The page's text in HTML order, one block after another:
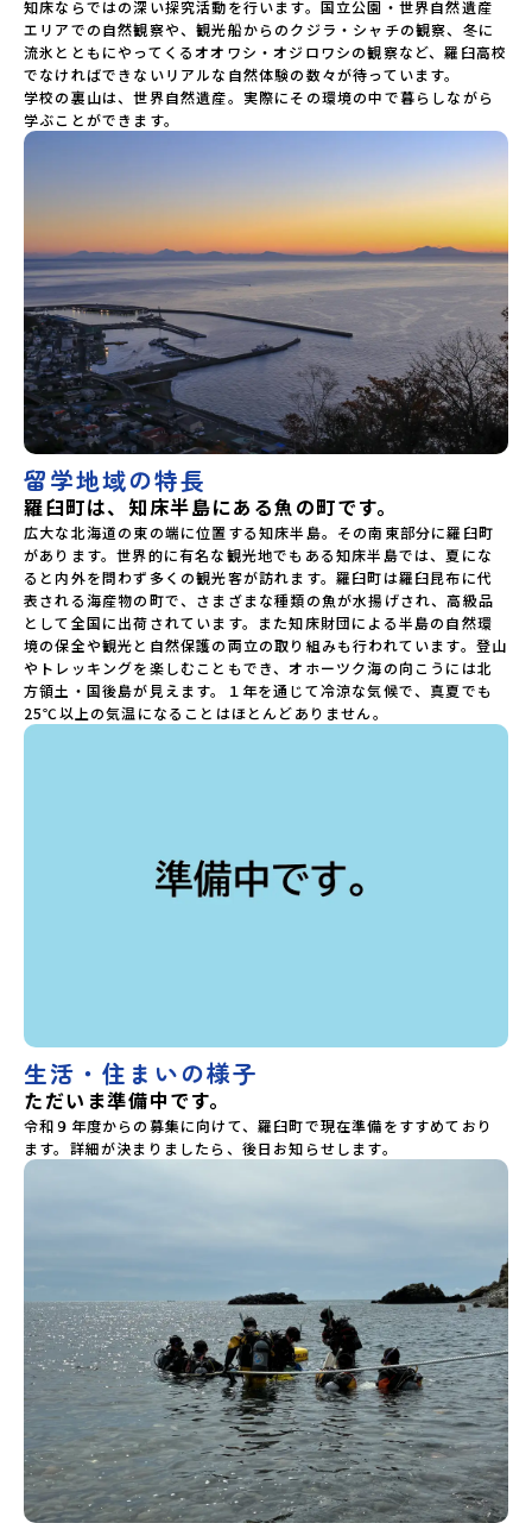
産を感じる知床半島クルージング。クジラに出会える！？ -
羅臼の海鮮アクティビティ・ランチ（PM）「高校体験」 -
羅臼高校の学校見学 -みんなで体験「知床学」！豊かな自然
に暮らす生き物たちをゲーム感覚で学ぼう🎵「みんなで
BBQ」 -地元の高校生・町の人たちと交流「2日目の振り返
り会」＜3日目＞（AM）「知床峠プチ散策」 -野生動物の楽
がございます。参加概要【開催場所】北海道羅臼町【実施日
程】8月28日(金)〜 8月30日(日)※参加が確定した方には7月
14日(火) 18:30-20:00に「参加者向け事前オンライン会」を
ご案内する予定です。必ず参加をお願いします。【集合場所・
時間】中標津空港 8月28日(金) 14:30集合（推奨便：羽田空
港12:35出発→中標津空港14:15到着） 【解散場所・時
間】中標津空港 8月30日(日) 13:45解散（推奨便：中標津空
港14:50出発→羽田空港16:45到着）【対象】中学2年生、中
学3年生【宿泊先】まるみ食堂※民宿も営んでおり、朝食はご
主人が羅臼の美味しいご飯を作ってくれます。※1室に複数
(同性2～4名程度)で宿泊いただく予定です。【旅行代金】無
料※旅行代金に含まれる費用のうち、以下の内容が無料とな
ィ・体験費用・一部の食事代*以下の費用は参加者のご負担と
なります・集合場所までの往復交通費・お土産代や自由時間
の個人飲食費などの個人的費用【募集人数】最大10名（お申
し込み多数の場合は抽選の上決定）【参加者決定】お申し込
み多数の場合は、締め切り後1週間を目途に当落結果をご連絡
いたします。【申し込み受付期間】6月8日(月)12：00 から 6
月22日(月) 12：00まで疑問も不安もワクワクに変える！「お
ためし地域留学」ステップアップ説明会プログラムの内容を
詳しく知りたい方や、お申し込みを迷われている方向けに
Zoomでのオンライン配信を行います。知りたい情報のレベ
ルに合わせて、以下の2つのステップをご活用ください。
【STEP 1】全体オンライン説明会（アーカイブ動画を公開
「羅臼町」の内容を深掘りしたい方へ〜全体説明を聞いたう
えで、「プログラムでは具体的に何をするの？」「どんなま
人旅だけど大丈夫？」「どんな体験ができるの？」そんな保
護者様の不安や、中学生のみなさんの素朴な疑問にスタッフ
が直接お答えします。チャットでの質問も可能ですので、ぜ
ひご自宅からリラックスしてご参加ください。▼お申し込み
前に必ずご確認ください・参加規約への同意プログラムへの
ム」に３日以内に回答いただき、確認フォームの提出をもっ
て参加確定とさせていただきます。当選確認フォームの期日
までにご回答いただけない場合は、当選を取り消しとさせて
いただきます。当選取り消しがあった場合は、繰り上げ当選
者へご連絡させていただきます。登録メールアドレスの変更
をご希望の場合は下記の地域みらい留学公式LINEよりご連絡
をお願いします。※受信制限設定をしていると、通知メール
をお受け取りいただけません。その場合は、
「@miratabi.jp」からのメールを受信できるよう設定をお願
いいたします。※結果に関する個別のお問合せにはお答えし
ておりませんので、ご了承ください。・お申し込みについて
知床ならではの深い探究活動を行います。国立公園・世界自然遺産
エリアでの自然観察や、観光船からのクジラ・シャチの観察、冬に
流氷とともにやってくるオオワシ・オジロワシの観察など、羅臼高校
でなければできないリアルな自然体験の数々が待っています。
学校の裏山は、世界自然遺産。実際にその環境の中で暮らしながら
学ぶことができます。
留学地域の特長
羅臼町は、知床半島にある魚の町です。
広大な北海道の東の端に位置する知床半島。その南東部分に羅臼町
があります。世界的に有名な観光地でもある知床半島では、夏にな
ると内外を問わず多くの観光客が訪れます。羅臼町は羅臼昆布に代
表される海産物の町で、さまざまな種類の魚が水揚げされ、高級品
として全国に出荷されています。また知床財団による半島の自然環
境の保全や観光と自然保護の両立の取り組みも行われています。登山
やトレッキングを楽しむこともでき、オホーツク海の向こうには北
方領土・国後島が見えます。１年を通じて冷涼な気候で、真夏でも
25℃以上の気温になることはほとんどありません。
生活・住まいの様子
ただいま準備中です。
令和９年度からの募集に向けて、羅臼町で現在準備をすすめており
ます。詳細が決まりましたら、後日お知らせします。